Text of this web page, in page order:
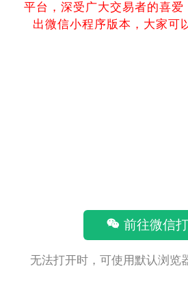
平台，深受广大交易者的喜爱
出微信小程序版本，大家可
前往微信
无法打开时，可使用默认浏览